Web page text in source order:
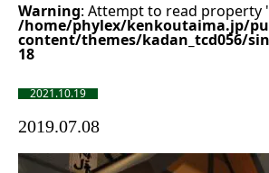
Warning: Attempt to read property
/home/phylex/kenkoutaima.jp/
content/themes/kadan_tcd056/
18
2021.10.19
2019.07.08